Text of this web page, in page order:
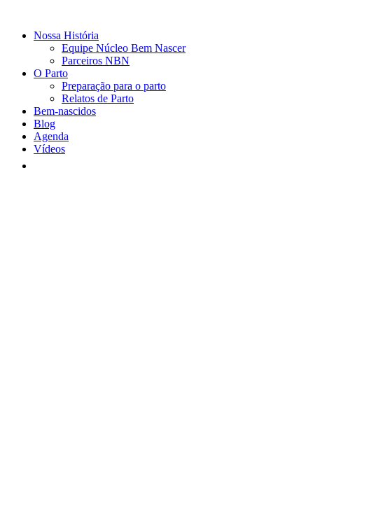
Nossa História
Equipe Núcleo Bem Nascer
Parceiros NBN
O Parto
Preparação para o parto
Relatos de Parto
Bem-nascidos
Blog
Agenda
Vídeos